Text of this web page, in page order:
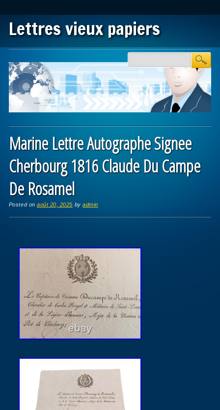
Lettres vieux papiers
Main menu
Marine Lettre Autographe Signee
Cherbourg 1816 Claude Du Campe
De Rosamel
Posted onaoût 20, 2025 byadmin